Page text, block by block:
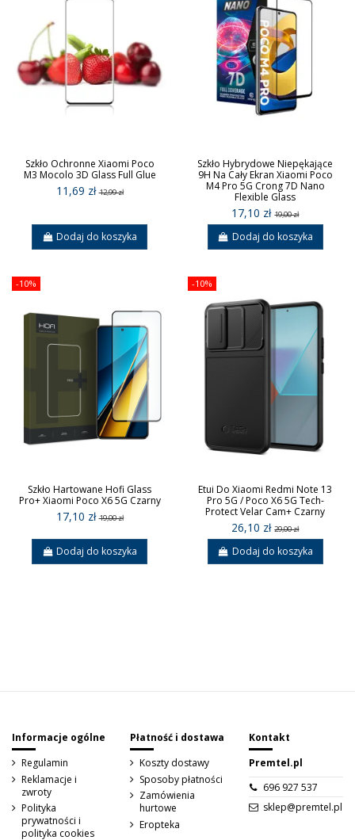
Szkło Ochronne Xiaomi Poco
M3 Mocolo 3D Glass Full Glue
11,69 zł12,99 zł
Dodaj do koszyka
Szkło Hybrydowe Niepękające
9H Na Cały Ekran Xiaomi Poco
M4 Pro 5G Crong 7D Nano
Flexible Glass
17,10 zł19,00 zł
Dodaj do koszyka
-10%
Szkło Hartowane Hofi Glass
Pro+ Xiaomi Poco X6 5G Czarny
17,10 zł19,00 zł
Dodaj do koszyka
-10%
Etui Do Xiaomi Redmi Note 13
Pro 5G / Poco X6 5G Tech-
Protect Velar Cam+ Czarny
26,10 zł29,00 zł
Dodaj do koszyka
Informacje ogólne
Regulamin
Reklamacje i
zwroty
Polityka
prywatności i
polityka cookies
Płatność i dostawa
Koszty dostawy
Sposoby płatności
Zamówienia
hurtowe
Eropteka
Kontakt
Premtel.pl
696 927 537
sklep@premtel.pl